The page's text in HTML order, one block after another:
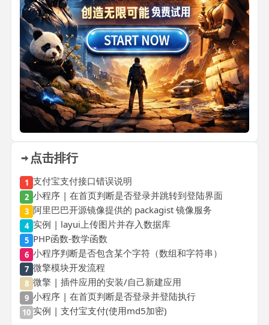
点击排行
1 支付宝支付接口错误说明
2 小程序 | 在首页判断是否登录并跳转到登陆界面
3 阿里巴巴开源镜像提供的 packagist 镜像服务
4 实例 | layui上传图片并存入数据库
5 PHP函数-数学函数
6 小程序判断是否包含某个字符（数组和字符串）
7 微擎模块开发流程
8 微擎 | 插件应用的安装/自己新建应用
9 小程序 | 在首页判断是否登录并登陆执行
10 实例 | 支付宝支付(使用md5加密)